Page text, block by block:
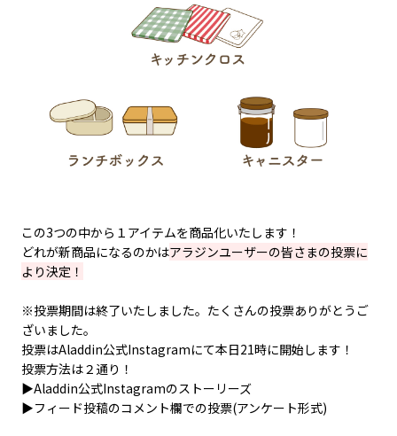
この3つの中から１アイテムを商品化いたします！
どれが新商品になるのかはアラジンユーザーの皆さまの投票に
より決定！
※投票期間は終了いたしました。たくさんの投票ありがとうご
ざいました。
投票はAladdin公式Instagramにて本日21時に開始します！
投票方法は２通り！
▶️Aladdin公式Instagramのストーリーズ
▶️フィード投稿のコメント欄での投票(アンケート形式)